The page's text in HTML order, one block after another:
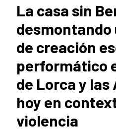
La casa sin
desmontando
de creación
performático
de Lorca y las
hoy en
violencia